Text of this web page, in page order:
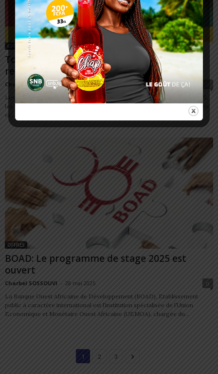
OFFRES
Togo/ Elections municipales: Pourquoi un
report?
Charbel SOSSOUVI - 30 mai 2025
Les élections municipales au Togo sont reportées. Le jeudi 17 juillet 2025,
les Togolais se rendront aux urnes pour élire leurs conseillers municipaux
et...
OFFRES
BOAD: Le programme de stage 2025 est
ouvert
Charbel SOSSOUVI - 28 mai 2025
0
La Banque Ouest Africaine de Développement (BOAD), Etablissement
public à caractère international est l’institution spécialisée de l’Union
Economique et Monétaire Ouest Africaine (UEMOA), chargée du...
1 2 3